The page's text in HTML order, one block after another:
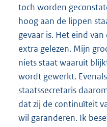
toch worden
hoog aan de lippen
gevaar is. Het eind
extra gelezen. Mijn
niets staat waaruit
wordt gewerkt.
staatssecretaris
dat zij de continuïteit
wil garanderen. Ik